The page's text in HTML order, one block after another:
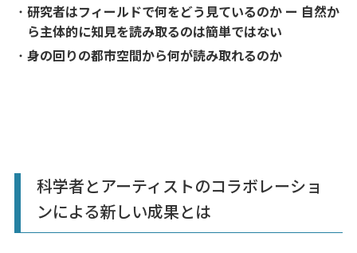
研究者はフィールドで何をどう見ているのか ー 自然か
ら主体的に知見を読み取るのは簡単ではない
身の回りの都市空間から何が読み取れるのか
科学者とアーティストのコラボレーショ
ンによる新しい成果とは